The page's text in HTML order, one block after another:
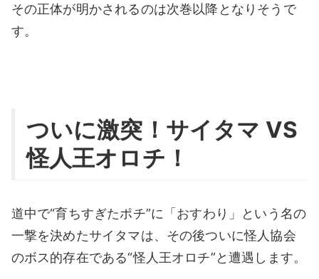
その正体が明かされるのは次巻以降となりそうで
す。
ついに激突！サイタマ VS
怪人王オロチ！
道中で“育ちすぎたポチ”に「おすわり」という名の
一撃を決めたサイタマは、その後ついに怪人協会
のボス的存在である“怪人王オロチ”と遭遇します。